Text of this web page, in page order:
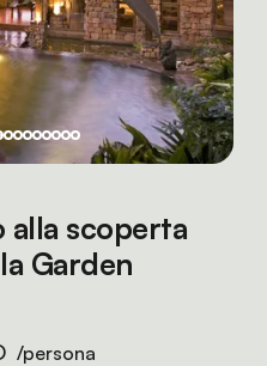
alla scoperta
Garden
/persona